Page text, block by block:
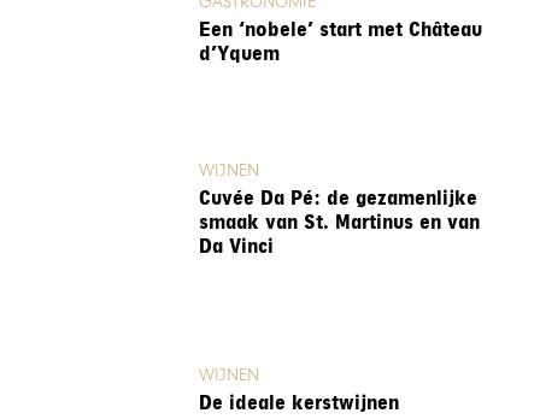
Een ‘nobele’ start met Château
d’Yquem
WIJNEN
Cuvée Da Pé: de gezamenlijke
smaak van St. Martinus en van
Da Vinci
WIJNEN
De ideale kerstwijnen